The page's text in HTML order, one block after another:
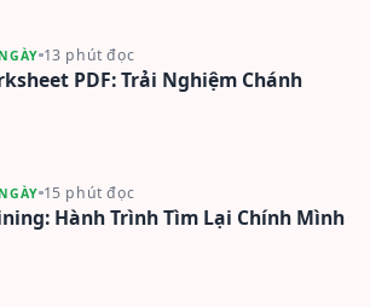
13 phút đọc
PDF: Trải Nghiệm Chánh
15 phút đọc
Hành Trình Tìm Lại Chính Mình